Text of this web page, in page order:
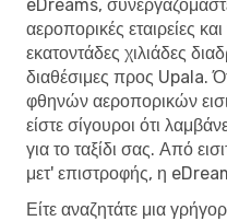
eDreams,
αεροπορικές εταιρείες
εκατοντάδες χιλιάδες
διαθέσιμες προς Upala.
φθηνών αεροπορικών
είστε σίγουροι ότι
για το ταξίδι σας. Από
μετ' επιστροφής, η
Είτε αναζητάτε μια